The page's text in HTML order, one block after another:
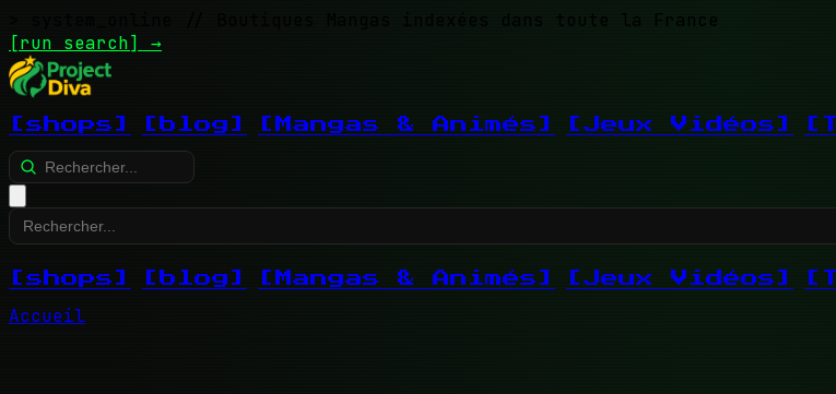
// Boutiques Mangas indexées dans toute la France
[run search] →
[shops] [blog] [Mangas & Animés] [Jeux Vidéos]
[shops] [blog] [Mangas & Animés] [Jeux Vidéos]
Accueil